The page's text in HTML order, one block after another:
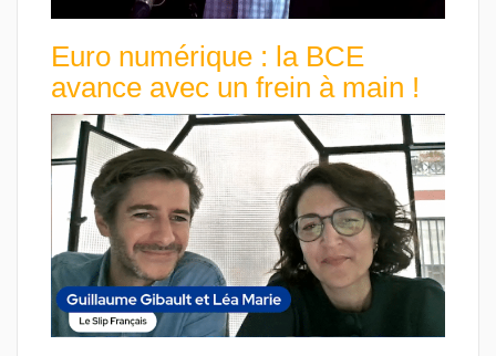
Euro numérique : la BCE
avance avec un frein à main !